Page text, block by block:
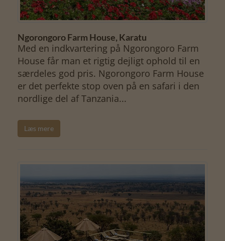
Ngorongoro Farm House, Karatu
Med en indkvartering på Ngorongoro Farm
House får man et rigtig dejligt ophold til en
særdeles god pris. Ngorongoro Farm House
er det perfekte stop oven på en safari i den
nordlige del af Tanzania...
Læs mere